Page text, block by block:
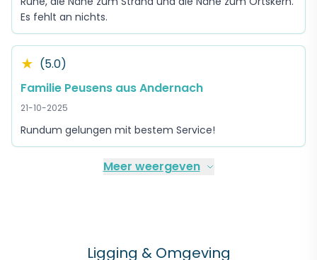
Es fehlt an nichts.
★ (5.0)
Familie Peusens aus Andernach
21-10-2025
Rundum gelungen mit bestem Service!
Meer weergeven
Ligging & Omgeving